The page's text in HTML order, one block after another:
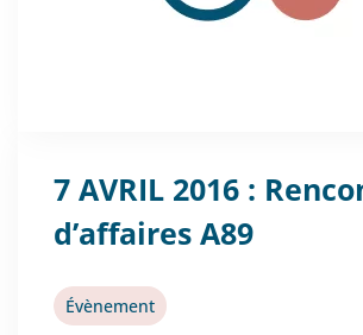
7 AVRIL 2016 :
d’affaires A89
Évènement